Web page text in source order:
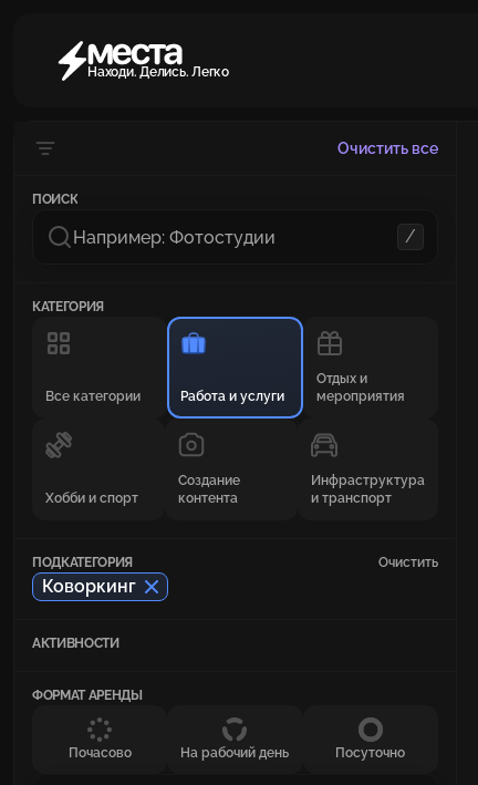
Находи. Делись. Легко
Очистить все
ПОИСК
/
КАТЕГОРИЯ
Все категории Работа и услуги
Отдых и
мероприятия
Хобби и спорт
Создание
контента
Инфраструктура
и транспорт
ПОДКАТЕГОРИЯ Очистить
Коворкинг
АКТИВНОСТИ
ФОРМАТ АРЕНДЫ
Почасово На рабочий день Посуточно